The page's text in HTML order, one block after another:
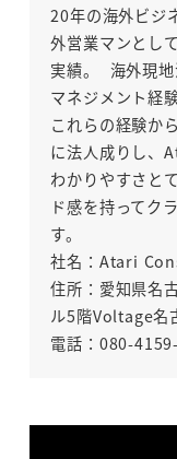
20年の海外ビジ
外営業マンとし
実績。 海外現地
マネジメント経験
これらの経験か
に法人成りし、
わかりやすさと
ド感を持ってク
す。
社名：Atari
住所：愛知県名
ル5階Voltage名
電話：080-